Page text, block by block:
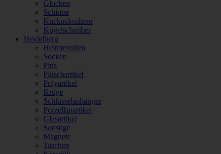
Glocken
Schirme
Kuckucksuhren
Kugelschreiber
Heidelberg
Heimtextilien
Socken
Pins
Plüschartikel
Polyartikel
Krüge
Schlüsselanhänger
Porzellanartikel
Glasartikel
Sonstige
Magnete
Taschen